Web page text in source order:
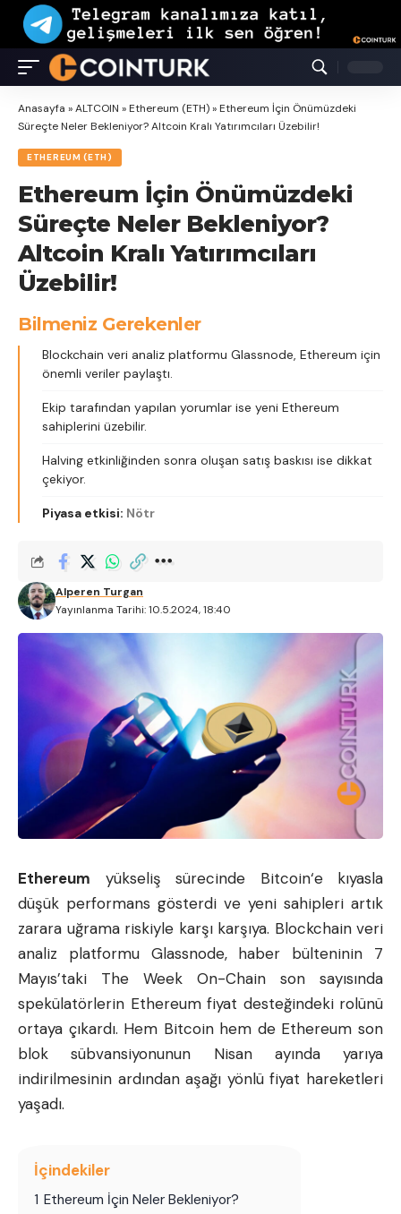
Anasayfa »ALTCOIN »Ethereum (ETH)»Ethereum İçin Önümüzdeki
Süreçte Neler Bekleniyor? Altcoin Kralı Yatırımcıları Üzebilir!
ETHEREUM (ETH)
Ethereum İçin Önümüzdeki
Süreçte Neler Bekleniyor?
Altcoin Kralı Yatırımcıları
Üzebilir!
Bilmeniz Gerekenler
Blockchain veri analiz platformu Glassnode, Ethereum için
önemli veriler paylaştı.
Ekip tarafından yapılan yorumlar ise yeni Ethereum
sahiplerini üzebilir.
Halving etkinliğinden sonra oluşan satış baskısı ise dikkat
çekiyor.
Piyasa etkisi: Nötr
Yayınlanma Tarihi: 10.5.2024, 18:40
Alperen Turgan
Ethereum yükseliş sürecinde Bitcoin‘e kıyasla
düşük performans gösterdi ve yeni sahipleri artık
zarara uğrama riskiyle karşı karşıya. Blockchain veri
analiz platformu Glassnode, haber bülteninin 7
Mayıs’taki The Week On-Chain son sayısında
spekülatörlerin Ethereum fiyat desteğindeki rolünü
ortaya çıkardı. Hem Bitcoin hem de Ethereum son
blok sübvansiyonunun Nisan ayında yarıya
indirilmesinin ardından aşağı yönlü fiyat hareketleri
yaşadı.
İçindekiler
1 Ethereum İçin Neler Bekleniyor?